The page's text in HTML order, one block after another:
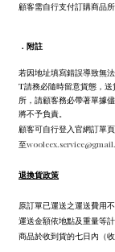
顧客需自行支付訂購商品
． 附註
若因地址填寫錯誤導致無
T請務必隨時留意貨態，
所，請顧客務必帶著單據
將不予負責。
顧客可自行登入官網訂單
至
退換貨政策
原訂單已運送之運送費用不
運送金額依地點及重量等計
商品於收到貨的七日內（